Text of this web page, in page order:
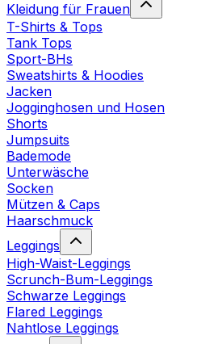
Kleidung für Frauen
T-Shirts & Tops
Tank Tops
Sport-BHs
Sweatshirts & Hoodies
Jacken
Jogginghosen und Hosen
Shorts
Jumpsuits
Bademode
Unterwäsche
Socken
Mützen & Caps
Haarschmuck
Leggings
High-Waist-Leggings
Scrunch-Bum-Leggings
Schwarze Leggings
Flared Leggings
Nahtlose Leggings